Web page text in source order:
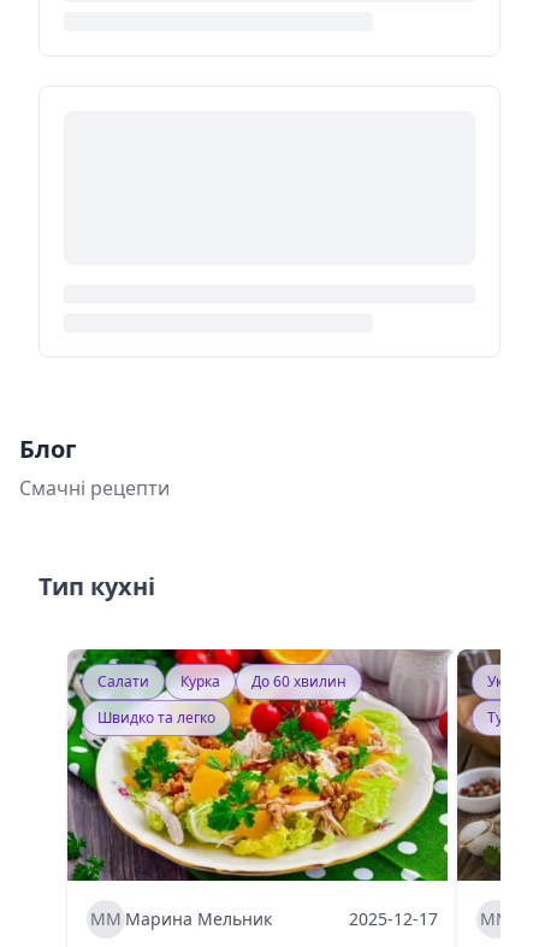
Блог
Смачні рецепти
Тип кухні
Салати Курка
До 60 хвилин
Швидко та легко
ММ Марина Мельник 2025-12-17 ММ